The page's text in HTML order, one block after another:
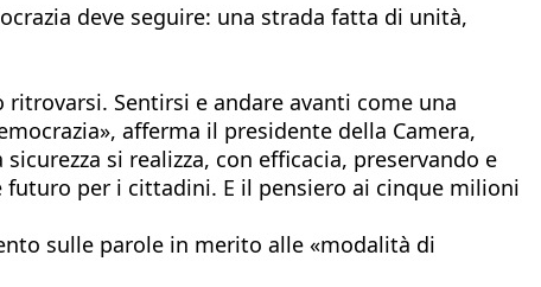
deve seguire: una strada fatta di unità,
Sentirsi e andare avanti come una
afferma il presidente della Camera,
si realizza, con efficacia, preservando e
per i cittadini. E il pensiero ai cinque milioni
sulle parole in merito alle «modalità di